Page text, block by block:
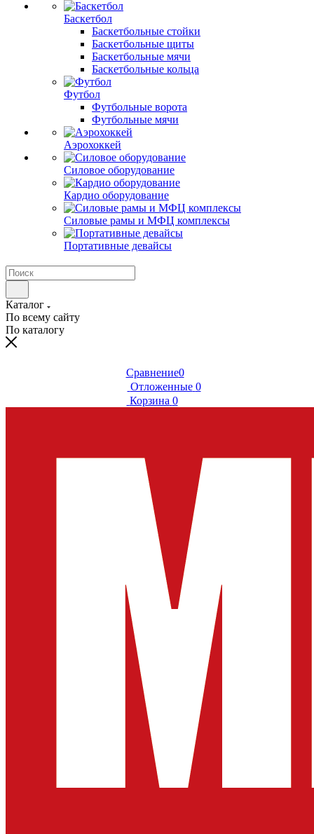
Баскетбол
Баскетбольные стойки
Баскетбольные щиты
Баскетбольные мячи
Баскетбольные кольца
Футбол
Футбольные ворота
Футбольные мячи
Аэрохоккей
Силовое оборудование
Кардио оборудование
Силовые рамы и МФЦ комплексы
Портативные девайсы
Каталог
По всему сайту
По каталогу
Сравнение0
Отложенные 0
Корзина 0